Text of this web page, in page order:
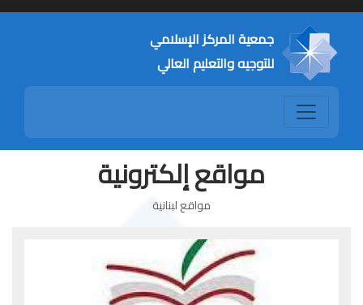
جمعية المركز الإسلامي
للتوجيه والتعليم العالي
مواقع إلكترونية
مواقع لبنانية